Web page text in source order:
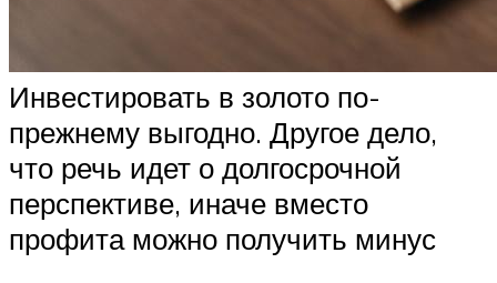
Инвестировать в золото по-
прежнему выгодно. Другое дело,
что речь идет о долгосрочной
перспективе, иначе вместо
профита можно получить минус